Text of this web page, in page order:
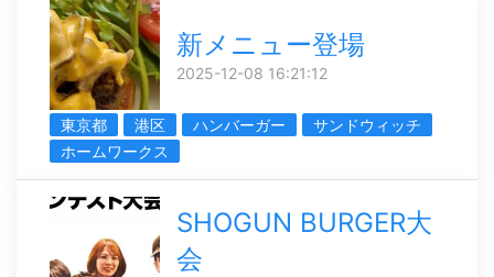
新メニュー登場
2025-12-08 16:21:12
東京都 港区 ハンバーガー
サンドウィッチ
ホームワークス
SHOGUN BURGER大
会